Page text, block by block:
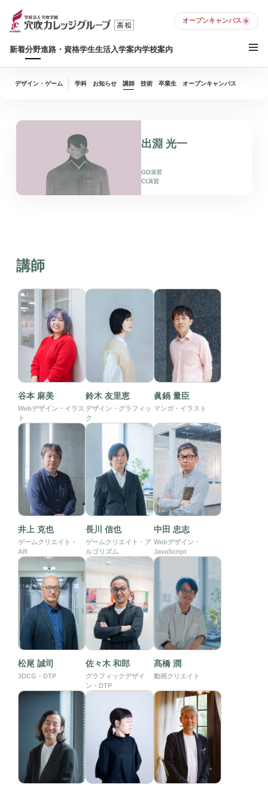
新着分野進路・資格学生生活入学案内学校案内
オープンキャンパス
デザイン・ゲーム 学科 お知らせ 講師 技術 卒業生 オープンキャンパス
出淵 光一
GD演習
CI演習
講師
谷本 麻美
Webデザイン・イラス
ト
鈴木 友里恵
デザイン・グラフィッ
ク
眞鍋 量臣
マンガ・イラスト
井上 克也
ゲームクリエイト・
AR
長川 信也
ゲームクリエイト・ア
ルゴリズム
中田 忠志
Webデザイン・
JavaScript
松尾 誠司
3DCG・DTP
佐々木 和郎
グラフィックデザイ
ン・DTP
髙橋 潤
動画クリエイト